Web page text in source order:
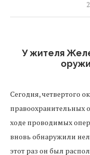
У жителя
Сегодня, четвертого
правоохранительных
ходе проводимых
вновь обнаружили
этот раз он был